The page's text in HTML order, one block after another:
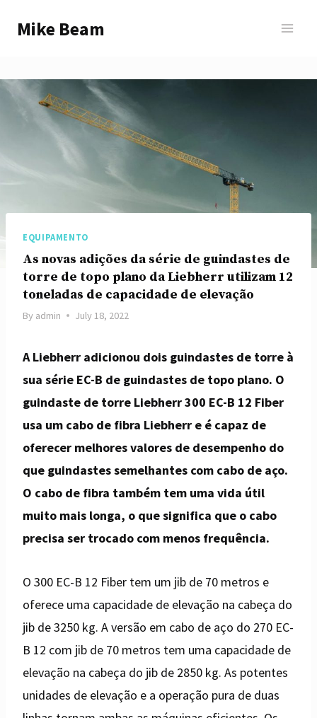
Mike Beam
EQUIPAMENTO
As novas adições da série de guindastes de
torre de topo plano da Liebherr utilizam 12
toneladas de capacidade de elevação
By admin July 18, 2022
A Liebherr adicionou dois guindastes de torre à
sua série EC-B de guindastes de topo plano. O
guindaste de torre Liebherr 300 EC-B 12 Fiber
usa um cabo de fibra Liebherr e é capaz de
oferecer melhores valores de desempenho do
que guindastes semelhantes com cabo de aço.
O cabo de fibra também tem uma vida útil
muito mais longa, o que significa que o cabo
precisa ser trocado com menos frequência.
O 300 EC-B 12 Fiber tem um jib de 70 metros e
oferece uma capacidade de elevação na cabeça do
jib de 3250 kg. A versão em cabo de aço do 270 EC-
B 12 com jib de 70 metros tem uma capacidade de
elevação na cabeça do jib de 2850 kg. As potentes
unidades de elevação e a operação pura de duas